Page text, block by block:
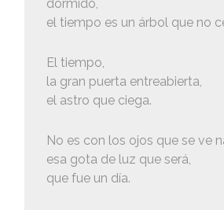
dormido,
el tiempo es un árbol que no
El tiempo,
la gran puerta entreabierta,
el astro que ciega.
No es con los ojos que se ve
esa gota de luz que será,
que fue un día.